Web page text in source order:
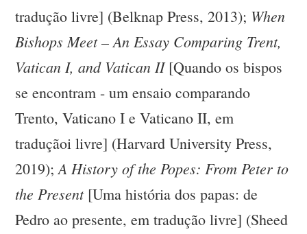
tradução livre] (Belknap Press, 2013); When
Bishops Meet – An Essay Comparing Trent,
Vatican I, and Vatican II[Quando os bispos
se encontram - um ensaio comparando
Trento, Vaticano I e Vaticano II, em
traduçãoi livre] (Harvard University Press,
2019);A History of the Popes: From Peter to
the Present[Uma história dos papas: de
Pedro ao presente, em tradução livre] (Sheed